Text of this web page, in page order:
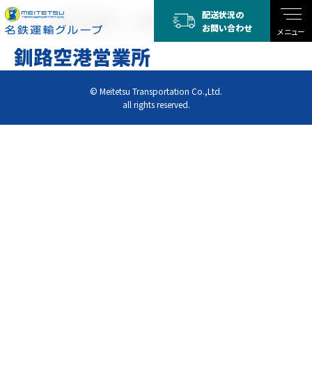
メニュー
配送状況の
お問い合わせ
TOP 釧路空港営業所 釧路空港営業所
釧路空港営業所
© Meitetsu Transportation Co.,Ltd.
all rights reserved.